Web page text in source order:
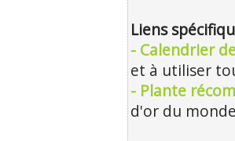
Liens
- Calendrier
et à utiliser
- Plante
d'or du